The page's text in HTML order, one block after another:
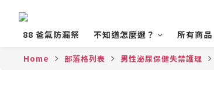
88 爸氣防漏祭 不知道怎麼選？ 所有商品
Home 部落格列表 男性泌尿保健失禁護理